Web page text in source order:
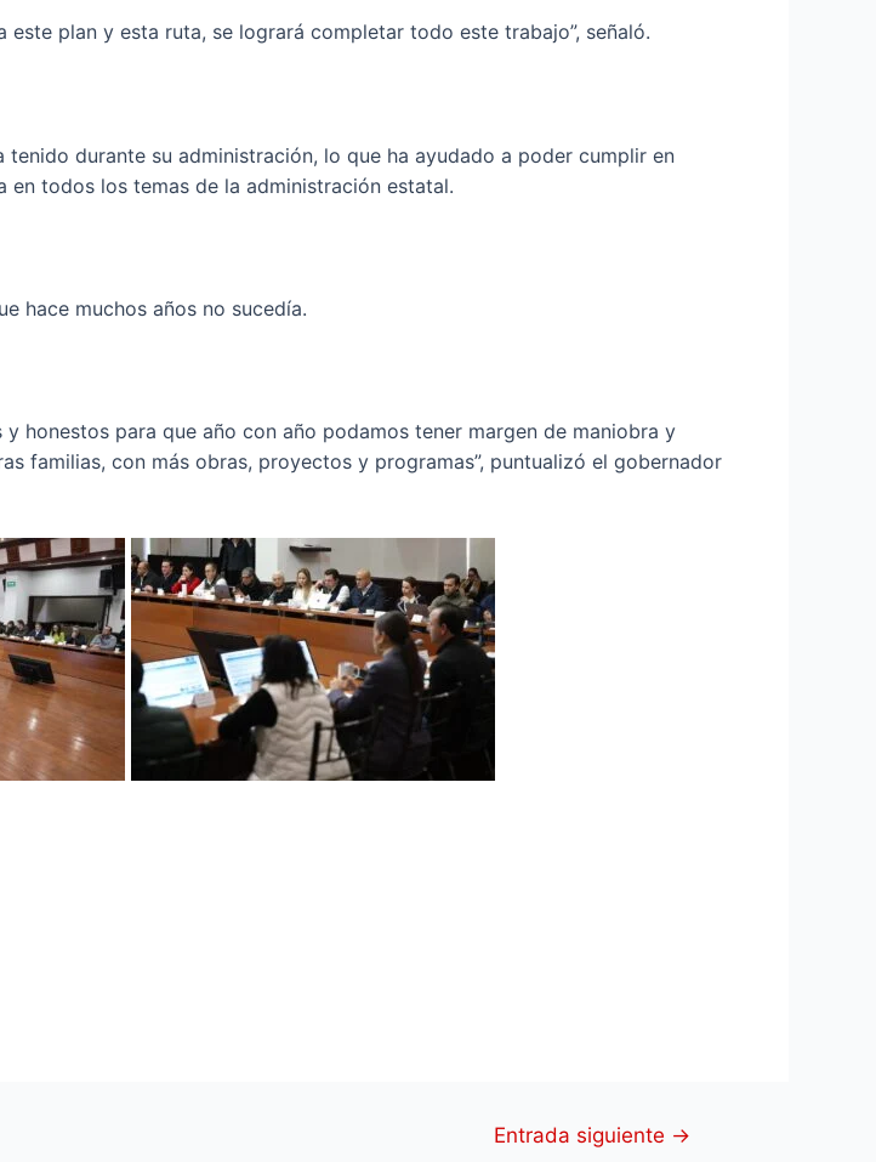
plan y esta ruta, se logrará completar todo este trabajo”, señaló.
durante su administración, lo que ha ayudado a poder cumplir en
todos los temas de la administración estatal.
hace muchos años no sucedía.
honestos para que año con año podamos tener margen de maniobra y
familias, con más obras, proyectos y programas”, puntualizó el gobernador
Entrada siguiente →